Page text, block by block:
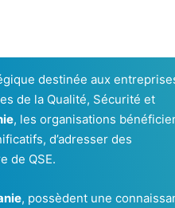
destinée aux
de la Qualité, Sécurité et
, les organisations
d’adresser des
de QSE.
, possèdent une